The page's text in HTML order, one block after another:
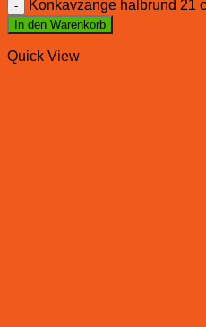
Konkavzange halbrund 21
In den Warenkorb
Quick View